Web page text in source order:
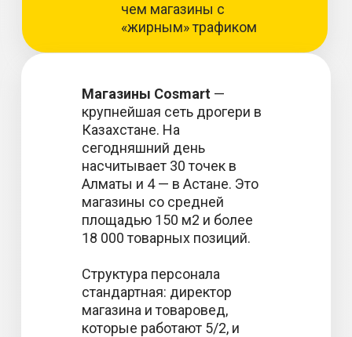
чем магазины с
«жирным» трафиком
Магазины Cosmart —
крупнейшая сеть дрогери в
Казахстане. На
сегодняшний день
насчитывает 30 точек в
Алматы и 4 — в Астане. Это
магазины со средней
площадью 150 м2 и более
18 000 товарных позиций.
Структура персонала
стандартная: директор
магазина и товаровед,
которые работают 5/2, и